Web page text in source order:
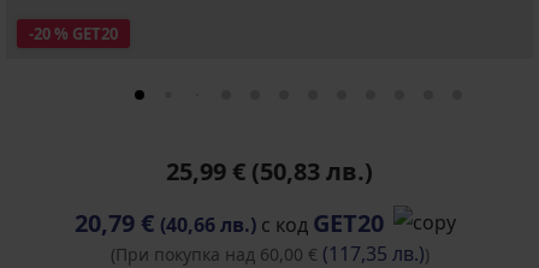
-20 % GET20
25,99 € (50,83 лв.)
20,79 € (40,66 лв.)с код GET20
(При покупка над 60,00 € (117,35 лв.))